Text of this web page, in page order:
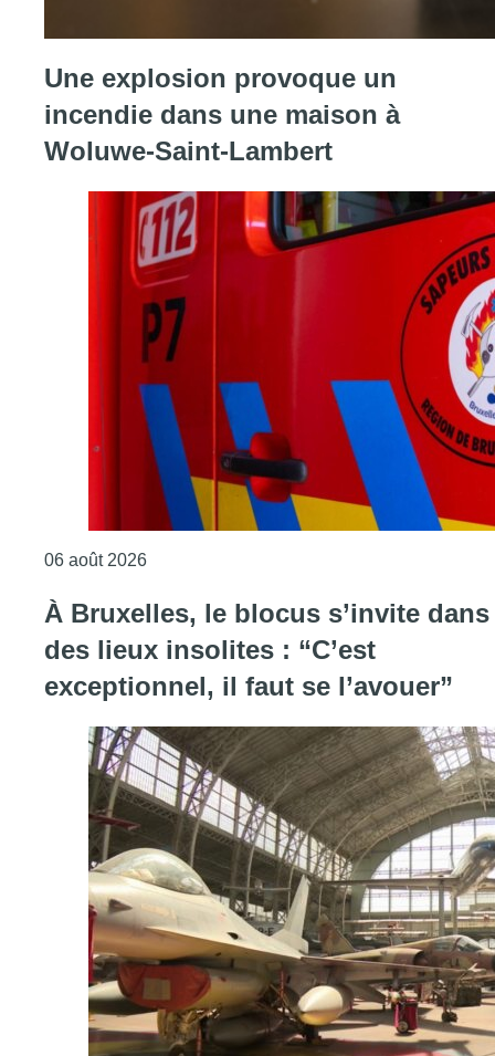
Consulter l'article "Heures, lieux et lunettes : comment
Une explosion provoque un
incendie dans une maison à
Woluwe-Saint-Lambert
06 août 2026Consulter l'article "Une explosion provoque
À Bruxelles, le blocus s’invite dans
des lieux insolites : “C’est
exceptionnel, il faut se l’avouer”